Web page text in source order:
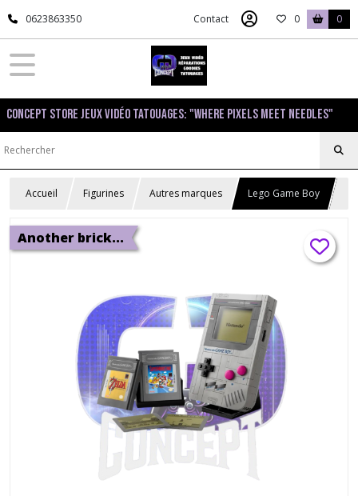
0623863350 Contact 0 0
Concept Store Jeux Vidéo Tatouages: "Where pixels meet needles"
Accueil Figurines Autres marques Lego Game Boy
Another brick...